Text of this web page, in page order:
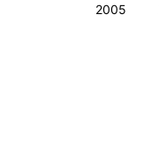
2005